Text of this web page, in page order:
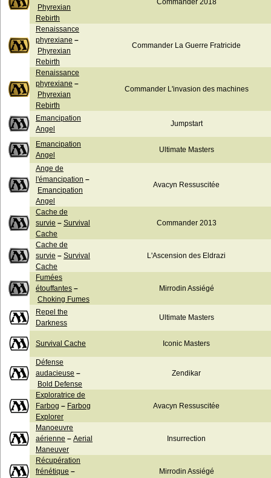
Phyrexian
Rebirth
Commander 2018
Renaissance
phyrexiane –
Phyrexian
Rebirth
Commander La Guerre Fratricide
Renaissance
phyrexiane –
Phyrexian
Rebirth
Commander L'invasion des machines
Emancipation
Angel
Jumpstart
Emancipation
Angel
Ultimate Masters
Ange de
l'émancipation –
Emancipation
Angel
Avacyn Ressuscitée
Cache de
survie – Survival
Cache
Commander 2013
Cache de
survie – Survival
Cache
L'Ascension des Eldrazi
Fumées
étouffantes –
Choking Fumes
Mirrodin Assiégé
Repel the
Darkness
Ultimate Masters
Survival Cache Iconic Masters
Défense
audacieuse –
Bold Defense
Zendikar
Exploratrice de
Farbog – Farbog
Explorer
Avacyn Ressuscitée
Manoeuvre
aérienne – Aerial
Maneuver
Insurrection
Récupération
frénétique –
Mirrodin Assiégé